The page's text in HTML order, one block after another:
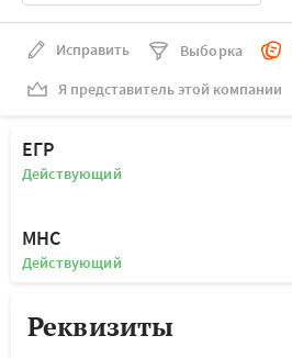
Исправить Выборка
Я представитель этой компании
ЕГР
Действующий
МНС
Действующий
Реквизиты